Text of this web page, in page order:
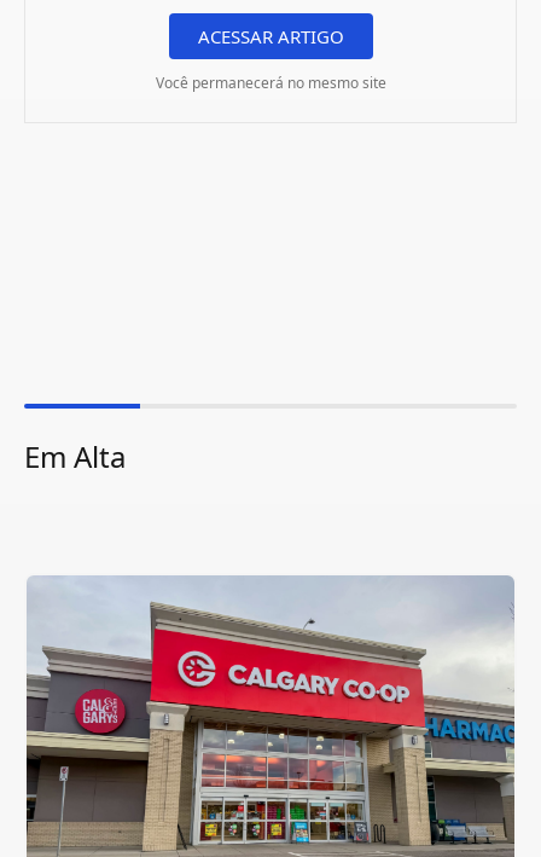
ACESSAR ARTIGO
Você permanecerá no mesmo site
Em Alta